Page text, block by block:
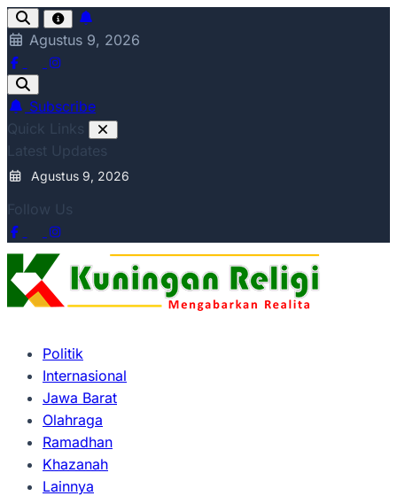
Skip
to
content
Agustus 9, 2026
Subscribe
Quick Links
Latest Updates
Agustus 9, 2026
Follow Us
Politik
Internasional
Jawa Barat
Olahraga
Ramadhan
Khazanah
Lainnya